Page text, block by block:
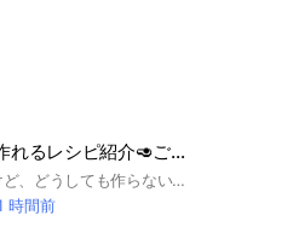
誰でも簡単に作れるレシピ紹介🥑ごはんの写真📸
#料理が苦手だけど、どうしても作らないといけない時ってありますよね。誰でも簡単に作れるレシピを紹介してみんなでシェアしましょう！
時間前